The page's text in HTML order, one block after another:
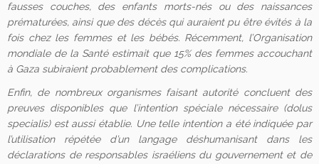
fausses couches, des enfants morts-nés ou des naissances
prématurées, ainsi que des décès qui auraient pu être évités à la
fois chez les femmes et les bébés. Récemment, l’Organisation
mondiale de la Santé estimait que 15% des femmes accouchant
à Gaza subiraient probablement des complications.
Enfin, de nombreux organismes faisant autorité concluent des
preuves disponibles que l’intention spéciale nécessaire (dolus
specialis) est aussi établie. Une telle intention a été indiquée par
l’utilisation répétée d’un langage déshumanisant dans les
déclarations de responsables israéliens du gouvernement et de